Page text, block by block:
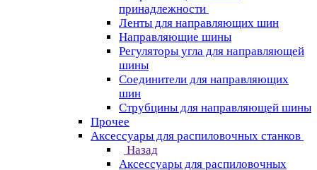
принадлежности
Ленты для направляющих шин
Направляющие шины
Регуляторы угла для направляющей
шины
Соединители для направляющих
шин
Струбцины для направляющей шины
Прочее
Аксессуары для распиловочных станков
Назад
Аксессуары для распиловочных